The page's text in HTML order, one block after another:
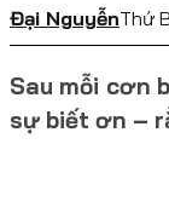
Đại NguyễnThứ
Sau mỗi cơn
sự biết ơn –